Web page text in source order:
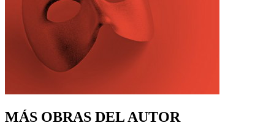
MÁS OBRAS DEL AUTOR